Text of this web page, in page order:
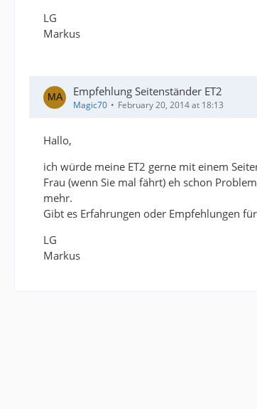
LG
Markus
Empfehlung Seitenständer ET2
Magic70 February 20, 2014 at 18:13
Hallo,
ich würde meine ET2 gerne mit einem
Frau (wenn Sie mal fährt) eh schon
mehr.
Gibt es Erfahrungen oder Empfehlungen
LG
Markus